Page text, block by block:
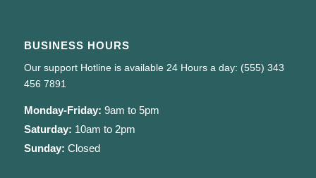
BUSINESS HOURS
Our support Hotline is available 24 Hours a day: (555) 343
456 7891
Monday-Friday: 9am to 5pm
Saturday: 10am to 2pm
Sunday: Closed